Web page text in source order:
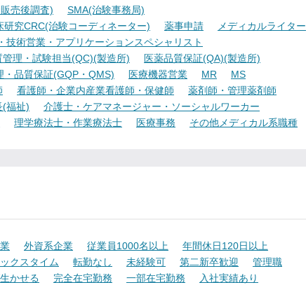
売後調査)
SMA(治験事務局)
研究CRC(治験コーディネーター) 薬事申請
メディカルライター
技術営業・アプリケーションスペシャリスト
管理・試験担当(QC)(製造所)
医薬品質保証(QA)(製造所)
・品質保証(GQP・QMS) 医療機器営業 MR
MS
看護師・企業内産業看護師・保健師
薬剤師・管理薬剤師
(福祉)
介護士・ケアマネージャー・ソーシャルワーカー
理学療法士・作業療法士 医療事務 その他メディカル系職種
外資系企業 従業員1000名以上
年間休日120日以上
クスタイム 転勤なし 未経験可 第二新卒歓迎
管理職
かせる 完全在宅勤務 一部在宅勤務
入社実績あり